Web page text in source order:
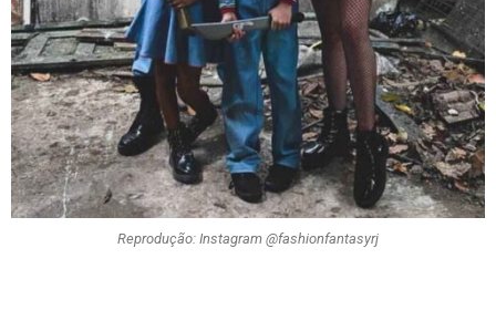
Reprodução: Instagram @fashionfantasyrj